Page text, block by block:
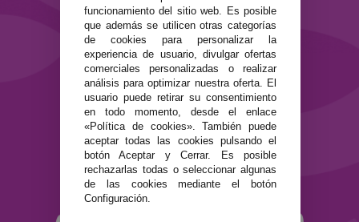
SEGURIDAD Y PRIVACIDAD
Términos y condiciones de uso
Política de privacidad
Política de cookies
funcionamiento del sitio web. Es posible
que además se utilicen otras categorías
de cookies para personalizar la
experiencia de usuario, divulgar ofertas
comerciales personalizadas o realizar
análisis para optimizar nuestra oferta. El
usuario puede retirar su consentimiento
en todo momento, desde el enlace
«Política de cookies». También puede
aceptar todas las cookies pulsando el
botón Aceptar y Cerrar. Es posible
rechazarlas todas o seleccionar algunas
de las cookies mediante el botón
Configuración.